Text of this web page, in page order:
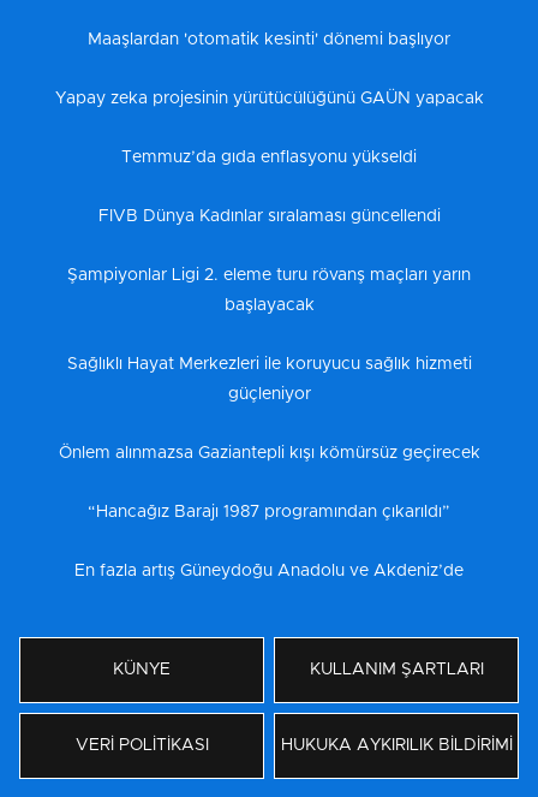
Maaşlardan 'otomatik kesinti' dönemi başlıyor
Yapay zeka projesinin yürütücülüğünü GAÜN yapacak
Temmuz’da gıda enflasyonu yükseldi
FIVB Dünya Kadınlar sıralaması güncellendi
Şampiyonlar Ligi 2. eleme turu rövanş maçları yarın
başlayacak
Sağlıklı Hayat Merkezleri ile koruyucu sağlık hizmeti
güçleniyor
Önlem alınmazsa Gaziantepli kışı kömürsüz geçirecek
“Hancağız Barajı 1987 programından çıkarıldı”
En fazla artış Güneydoğu Anadolu ve Akdeniz’de
KÜNYE KULLANIM ŞARTLARI
VERİ POLİTİKASI HUKUKA AYKIRILIK BİLDİRİMİ